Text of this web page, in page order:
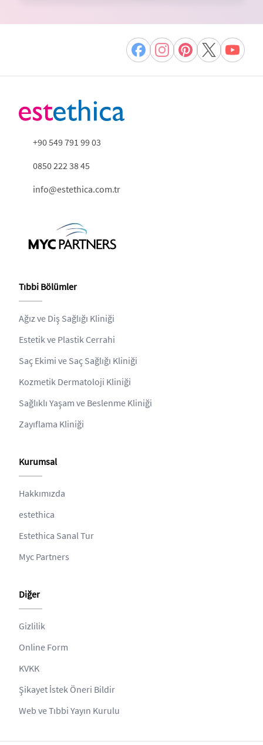
+90 549 791 99 03
0850 222 38 45
info@estethica.com.tr
Tıbbi Bölümler
Ağız ve Diş Sağlığı Kliniği
Estetik ve Plastik Cerrahi
Saç Ekimi ve Saç Sağlığı Kliniği
Kozmetik Dermatoloji Kliniği
Sağlıklı Yaşam ve Beslenme Kliniği
Zayıflama Kliniği
Kurumsal
Hakkımızda
estethica
Estethica Sanal Tur
Myc Partners
Diğer
Gizlilik
Online Form
KVKK
Şikayet İstek Öneri Bildir
Web ve Tıbbi Yayın Kurulu